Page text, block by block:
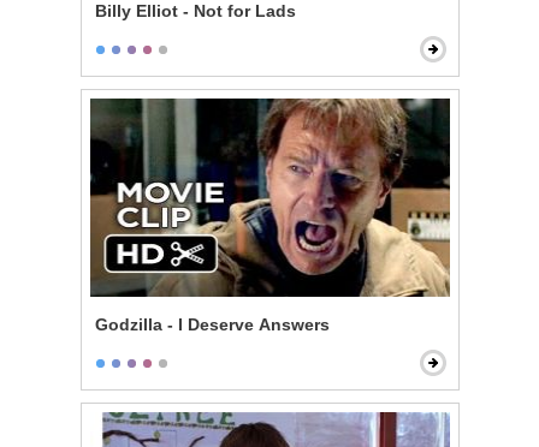
Billy Elliot - Not for Lads
Godzilla - I Deserve Answers